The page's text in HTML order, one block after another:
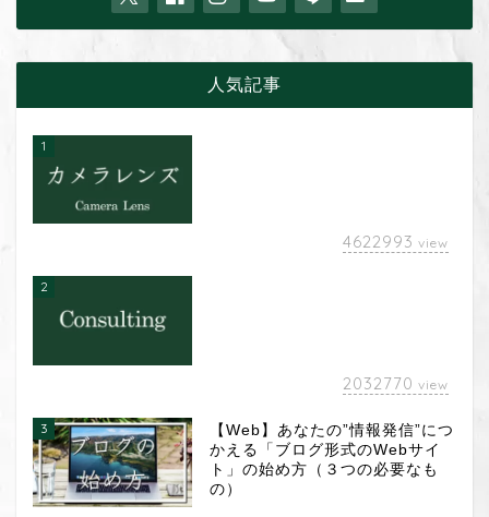
人気記事
1
4622993 view
2
2032770 view
3
【Web】あなたの”情報発信”につ
かえる「ブログ形式のWebサイ
ト」の始め方（３つの必要なも
の）